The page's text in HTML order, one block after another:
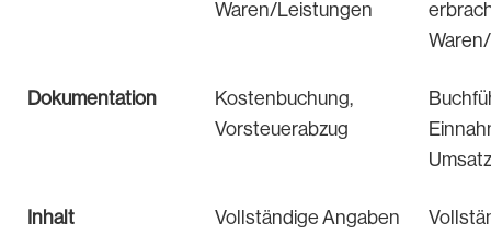
Waren/Leistungen
Dokumentation
Kostenbuchung,
Vorsteuerabzug
Inhalt
Vollständige Angaben